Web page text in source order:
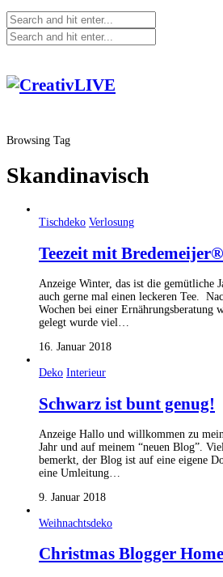
Browsing Tag
Skandinavisch
Tischdeko Verlosung
Teezeit mit Bredemeijer®
Anzeige Winter, das ist die gemütliche
auch gerne mal einen leckeren Tee.
Wochen bei einer Ernährungsberatung
gelegt wurde viel…
16. Januar 2018
Deko Interieur
Schwarz ist bunt genug!
Anzeige Hallo und willkommen zu
Jahr und auf meinem “neuen Blog”.
bemerkt, der Blog ist auf eine eigene
eine Umleitung…
9. Januar 2018
Weihnachtsdeko
Christmas Blogger